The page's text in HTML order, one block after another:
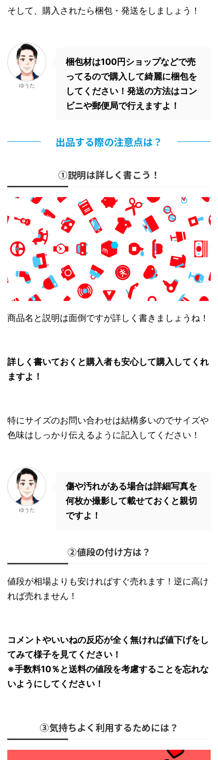
そして、購入されたら梱包・発送をしましょう！
ゆうた
梱包材は100円ショップなどで売
ってるので購入して綺麗に梱包を
してください！発送の方法はコン
ビニや郵便局で行えますよ！
出品する際の注意点は？
①説明は詳しく書こう！
商品名と説明は面倒ですが詳しく書きましょうね！
詳しく書いておくと購入者も安心して購入してくれ
ますよ！
特にサイズのお問い合わせは結構多いのでサイズや
色味はしっかり伝えるように記入してください！
ゆうた
傷や汚れがある場合は詳細写真を
何枚か撮影して載せておくと親切
ですよ！
②値段の付け方は？
値段が相場よりも安ければすぐ売れます！逆に高け
れば売れません！
コメントやいいねの反応が全く無ければ値下げをし
てみて様子を見てください！
※手数料10％と送料の値段を考慮することを忘れな
いようにしてください！
③気持ちよく利用するためには？